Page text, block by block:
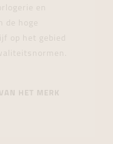
en
hoge
op het gebied
HET MERK